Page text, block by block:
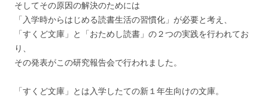
そしてその原因の解決のためには
「入学時からはじめる読書生活の習慣化」が必要と考え、
「すくど文庫」と「おためし読書」の２つの実践を行われてお
り、
その発表がこの研究報告会で行われました。
「すくど文庫」とは入学したての新１年生向けの文庫。